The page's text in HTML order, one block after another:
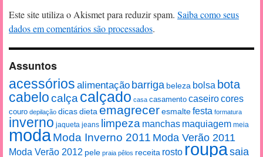
Este site utiliza o Akismet para reduzir spam. Saiba como seus
dados em comentários são processados.
Assuntos
acessórios alimentação barriga beleza bolsa bota
cabelocalça calçado casa casamento caseirocores
couro depilação dicas dieta emagreceresmaltefesta formatura
inverno jaqueta jeans limpeza manchas maquiagem meia
modaModa Inverno 2011 Moda Verão 2011
Moda Verão 2012 pele praia pêlos receita rosto roupasaia